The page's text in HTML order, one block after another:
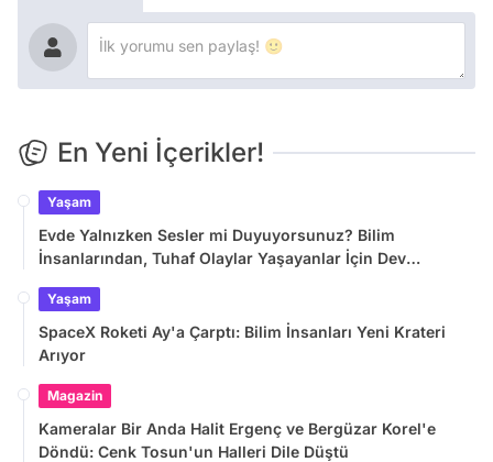
En Yeni İçerikler!
Yaşam
Evde Yalnızken Sesler mi Duyuyorsunuz? Bilim
İnsanlarından, Tuhaf Olaylar Yaşayanlar İçin Dev
Yaşam
SpaceX Roketi Ay'a Çarptı: Bilim İnsanları Yeni Krateri
Arıyor
Magazin
Kameralar Bir Anda Halit Ergenç ve Bergüzar Korel'e
Döndü: Cenk Tosun'un Halleri Dile Düştü